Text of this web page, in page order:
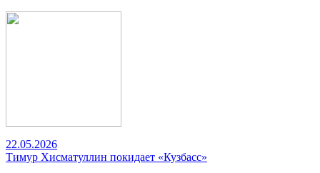
22.05.2026
Тимур Хисматуллин покидает «Кузбасс»